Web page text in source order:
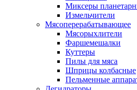
Миксеры
Измельчители
Мясоперерабатывающее
Мясорыхлители
Фаршемешалки
Куттеры
Пилы для мяса
Шприцы колбасные
Пельменные